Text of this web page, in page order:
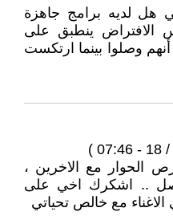
هل لديه برامج جاهزة
الافتراض ينطبق على
أنهم وصلوا بينما ارتكست
الحوار مع الاخرين ،
.. اشكرك اخي على
مع خالص تحياتي